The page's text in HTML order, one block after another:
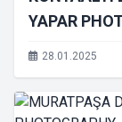
YAPAR
28.01.2025